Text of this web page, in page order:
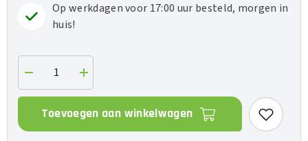
Op werkdagen voor 17:00 uur besteld, morgen in
huis!
Verlaag
de
hoeveelheid
voor
UniFi
Verhoog
de
hoeveelheid
UniFi
Toevoegen aan winkelwagen